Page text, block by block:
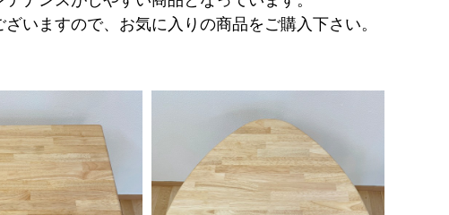
いますので、お気に入りの商品をご購入下さい。